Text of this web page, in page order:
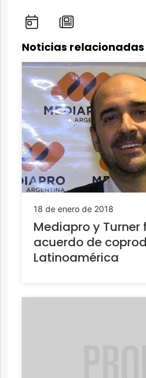
Noticias relacionadas
18 de enero de 2018
Mediapro y Turner
acuerdo de
Latinoamérica